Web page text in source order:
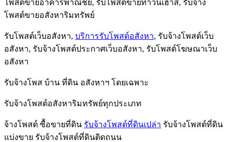
โพสต์ขายอาคารพาณิชย์, รับโพสต์ขายทาวน์เฮ้าส์, รับจ้าง
โพสต์ขายอสังหาริมทรัพย์
รับโพสต์เว็บอสังหา, บริการรับโพสต์อสังหา, รับจ้างโพสต์เว็บ
อสังหา, รับจ้างโพสต์ประกาศเว็บอสังหา, รับโพสต์โฆษณาเว็บ
อสังหา
รับจ้างโพส บ้าน ที่ดิน อสังหาฯ โดยเฉพาะ
รับจ้างโพสต์อสังหาริมทรัพย์ทุกประเภท
จ้างโพสต์ ซื้อขายที่ดิน รับจ้างโพสต์ที่ดินเปล่า รับจ้างโพสต์ที่ดิน
แบ่งขาย รับจ้างโพสต์ที่ดินติดถนน